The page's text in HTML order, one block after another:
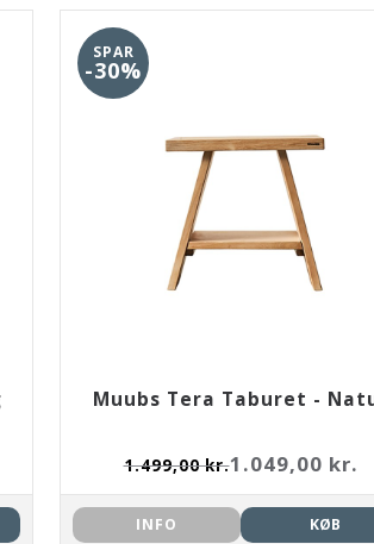
SPAR
-30%
Muubs Tera Taburet -
1.499,00 kr.1.049,00 kr.
INFO KØB